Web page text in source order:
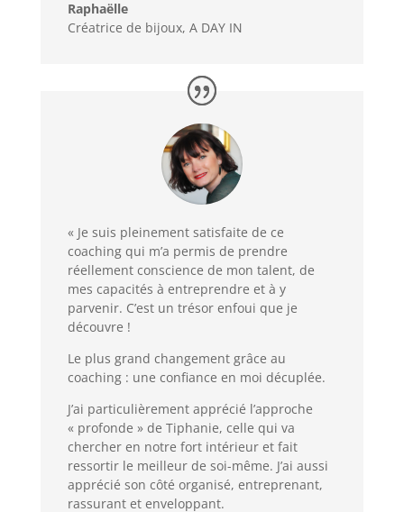
Raphaëlle
Créatrice de bijoux, A DAY IN
« Je suis pleinement satisfaite de ce
coaching qui m’a permis de prendre
réellement conscience de mon talent, de
mes capacités à entreprendre et à y
parvenir. C’est un trésor enfoui que je
découvre !
Le plus grand changement grâce au
coaching : une confiance en moi décuplée.
J’ai particulièrement apprécié l’approche
« profonde » de Tiphanie, celle qui va
chercher en notre fort intérieur et fait
ressortir le meilleur de soi-même. J’ai aussi
apprécié son côté organisé, entreprenant,
rassurant et enveloppant.